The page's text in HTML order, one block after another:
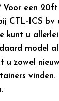
Voor een 20ft
CTL-ICS bv
kunt u
model
u zowel
vinden.